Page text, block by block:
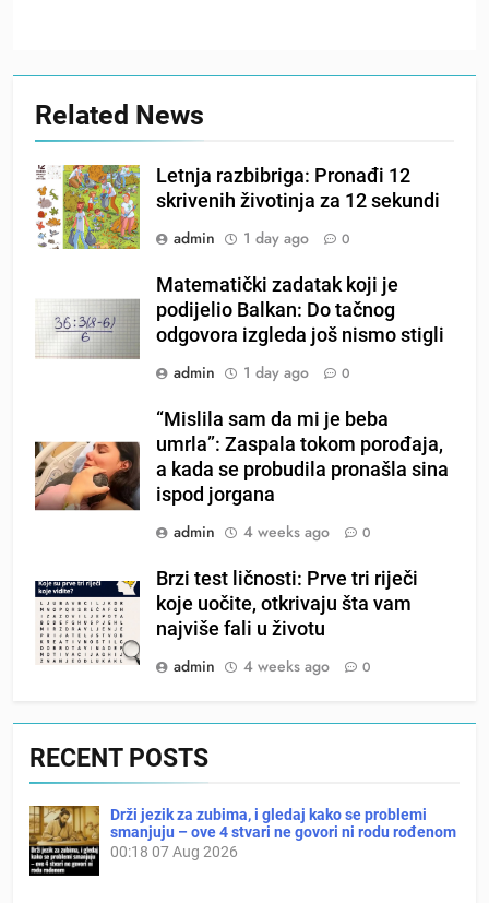
Related News
Letnja razbibriga: Pronađi 12
skrivenih životinja za 12 sekundi
admin
1 day ago 0
Matematički zadatak koji je
podijelio Balkan: Do tačnog
odgovora izgleda još nismo stigli
admin
1 day ago 0
“Mislila sam da mi je beba
umrla”: Zaspala tokom porođaja,
a kada se probudila pronašla sina
ispod jorgana
admin
4 weeks ago 0
Brzi test ličnosti: Prve tri riječi
koje uočite, otkrivaju šta vam
najviše fali u životu
admin
4 weeks ago 0
RECENT POSTS
Drži jezik za zubima, i gledaj kako se problemi
smanjuju – ove 4 stvari ne govori ni rodu rođenom
00:18 07 Aug 2026